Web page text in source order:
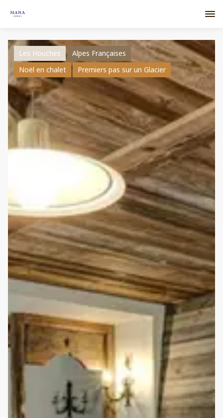
Les Houches
Alpes Françaises
Noël en chalet
Premiers pas sur un Glacier